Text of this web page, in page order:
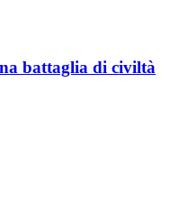
battaglia di civiltà